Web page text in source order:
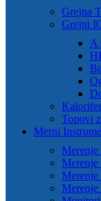
Grejna
Grejni
A
Topovi
Merni
Merenje
Merenje
Merenje
Merenje